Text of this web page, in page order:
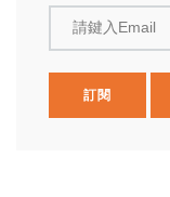
請鍵入Email
訂閱